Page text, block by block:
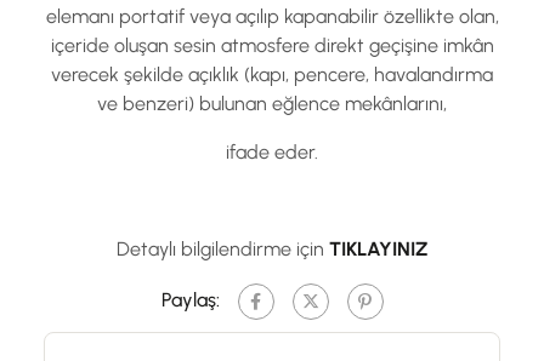
elemanı portatif veya açılıp kapanabilir özellikte olan,
içeride oluşan sesin atmosfere direkt geçişine imkân
verecek şekilde açıklık (kapı, pencere, havalandırma
ve benzeri) bulunan eğlence mekânlarını,
ifade eder.
Detaylı bilgilendirme için TIKLAYINIZ
Paylaş: